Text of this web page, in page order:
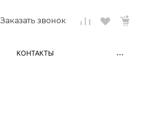
Заказать звонок
КОНТАКТЫ ...